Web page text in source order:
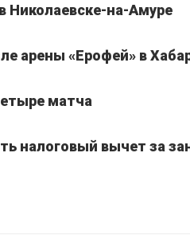
Николаевске-на-Амуре
арены «Ерофей» в
матча
налоговый вычет за